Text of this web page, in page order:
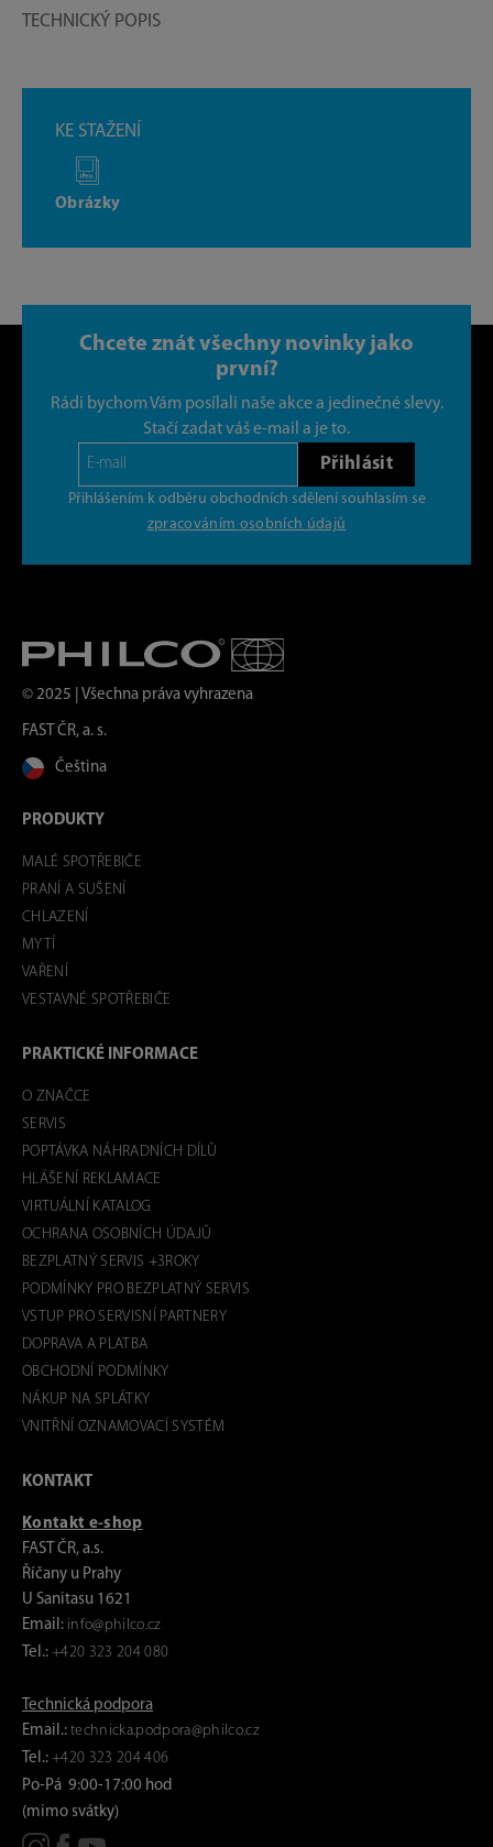
TECHNICKÝ POPIS
KE STAŽENÍ
Obrázky
Chcete znát všechny novinky jako
první?
Rádi bychom Vám posílali naše akce a jedinečné slevy.
Stačí zadat váš e-mail a je to.
Přihlásit
Přihlášením k odběru obchodních sdělení souhlasím se
zpracováním osobních údajů
© 2025 | Všechna práva vyhrazena
FAST ČR, a. s.
Čeština
PRODUKTY
MALÉ SPOTŘEBIČE
PRANÍ A SUŠENÍ
CHLAZENÍ
MYTÍ
VAŘENÍ
VESTAVNÉ SPOTŘEBIČE
PRAKTICKÉ INFORMACE
O ZNAČCE
SERVIS
POPTÁVKA NÁHRADNÍCH DÍLŮ
HLÁŠENÍ REKLAMACE
VIRTUÁLNÍ KATALOG
OCHRANA OSOBNÍCH ÚDAJŮ
BEZPLATNÝ SERVIS +3ROKY
PODMÍNKY PRO BEZPLATNÝ SERVIS
VSTUP PRO SERVISNÍ PARTNERY
DOPRAVA A PLATBA
OBCHODNÍ PODMÍNKY
NÁKUP NA SPLÁTKY
VNITŘNÍ OZNAMOVACÍ SYSTÉM
KONTAKT
Kontakt e-shop
FAST ČR, a.s.
Říčany u Prahy
U Sanitasu 1621
Email: info@philco.cz
Tel.: +420 323 204 080
Technická podpora
Email.: technicka.podpora@philco.cz
Tel.: +420 323 204 406
Po-Pá 9:00-17:00 hod
(mimo svátky)